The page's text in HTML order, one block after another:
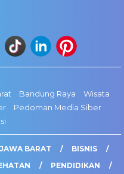
Bandung Raya
Wisata
Pedoman Media Siber
JAWA BARAT
BISNIS
PENDIDIKAN